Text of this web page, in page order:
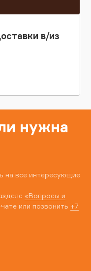
в/из
нужна
на все интересующие
«Вопросы и
или позвонить +7